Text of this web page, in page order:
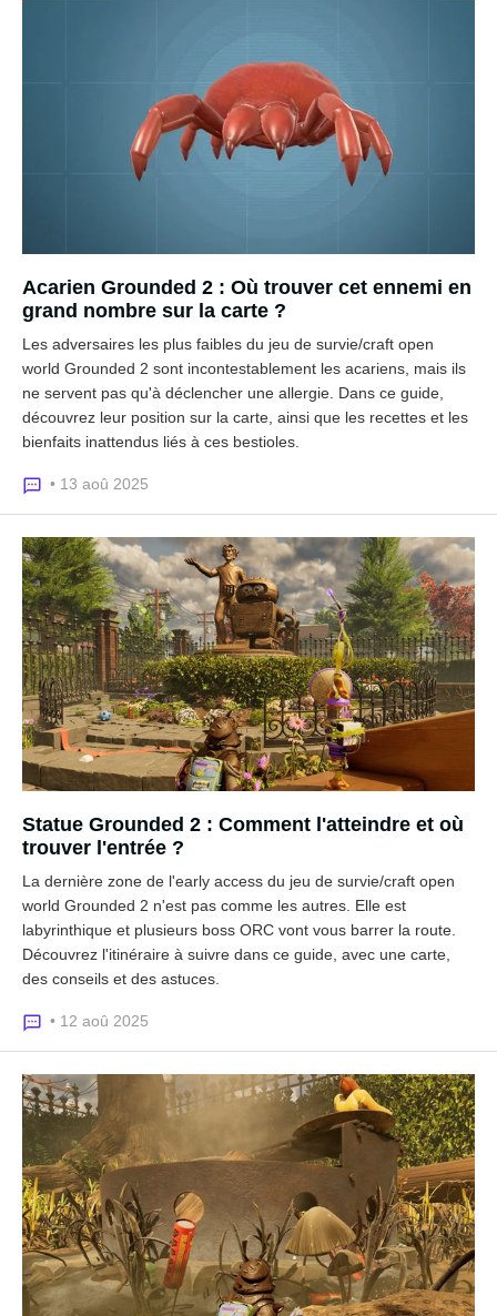
Acarien Grounded 2 : Où trouver cet ennemi en
grand nombre sur la carte ?
Les adversaires les plus faibles du jeu de survie/craft open
world Grounded 2 sont incontestablement les acariens, mais ils
ne servent pas qu'à déclencher une allergie. Dans ce guide,
découvrez leur position sur la carte, ainsi que les recettes et les
bienfaits inattendus liés à ces bestioles.
• 13 aoû 2025
Statue Grounded 2 : Comment l'atteindre et où
trouver l'entrée ?
La dernière zone de l'early access du jeu de survie/craft open
world Grounded 2 n'est pas comme les autres. Elle est
labyrinthique et plusieurs boss ORC vont vous barrer la route.
Découvrez l'itinéraire à suivre dans ce guide, avec une carte,
des conseils et des astuces.
• 12 aoû 2025